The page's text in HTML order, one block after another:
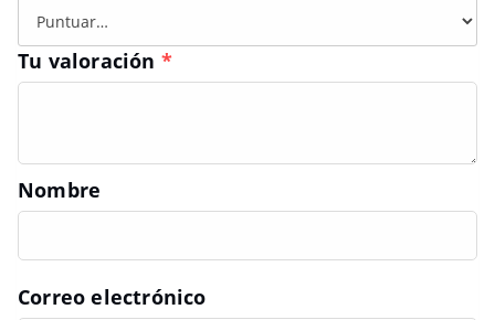
Tu valoración *
Nombre
Correo electrónico